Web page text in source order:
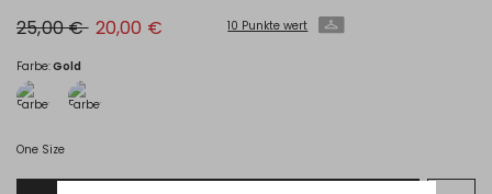
Ursprünglicher
Preis
€
25,00 € Neuer
Preis
20,00 € 10 Punkte wert
Farbe:Gold
One Size